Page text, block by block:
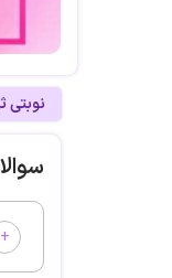
+